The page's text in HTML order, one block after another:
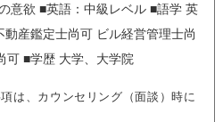
意欲 ■英語：中級レベル ■語学 英
動産鑑定士尚可 ビル経営管理士尚
可 ■学歴 大学、大学院
は、カウンセリング（面談）時に